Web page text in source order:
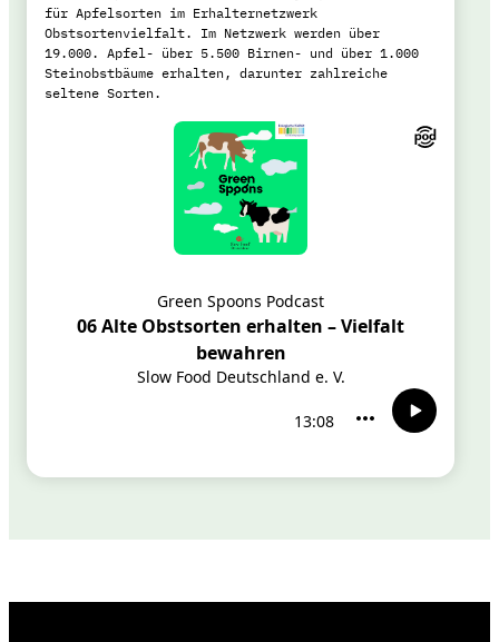
für Apfelsorten im Erhalternetzwerk
Obstsortenvielfalt. Im Netzwerk werden über
19.000. Apfel- über 5.500 Birnen- und über 1.000
Steinobstbäume erhalten, darunter zahlreiche
seltene Sorten.